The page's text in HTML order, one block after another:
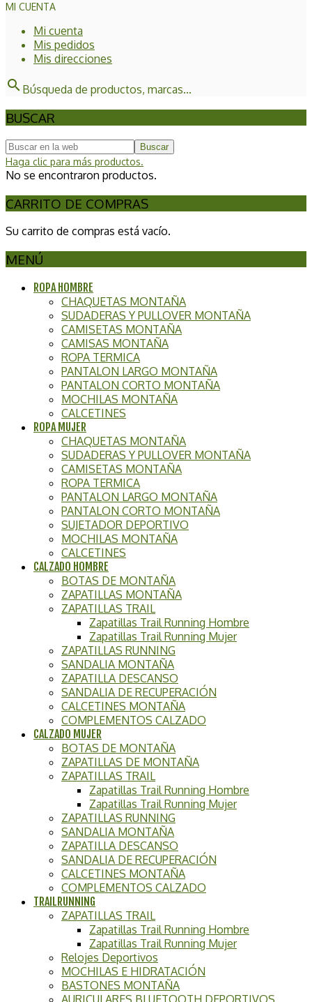
MI CUENTA
Mi cuenta
Mis pedidos
Mis direcciones
search Búsqueda de productos, marcas...
BUSCAR
Buscar
Haga clic para más productos.
No se encontraron productos.
CARRITO DE COMPRAS
Su carrito de compras está vacío.
MENÚ
ROPA HOMBRE
CHAQUETAS MONTAÑA
SUDADERAS Y PULLOVER MONTAÑA
CAMISETAS MONTAÑA
CAMISAS MONTAÑA
ROPA TERMICA
PANTALON LARGO MONTAÑA
PANTALON CORTO MONTAÑA
MOCHILAS MONTAÑA
CALCETINES
ROPA MUJER
CHAQUETAS MONTAÑA
SUDADERAS Y PULLOVER MONTAÑA
CAMISETAS MONTAÑA
ROPA TERMICA
PANTALON LARGO MONTAÑA
PANTALON CORTO MONTAÑA
SUJETADOR DEPORTIVO
MOCHILAS MONTAÑA
CALCETINES
CALZADO HOMBRE
BOTAS DE MONTAÑA
ZAPATILLAS MONTAÑA
ZAPATILLAS TRAIL
Zapatillas Trail Running Hombre
Zapatillas Trail Running Mujer
ZAPATILLAS RUNNING
SANDALIA MONTAÑA
ZAPATILLA DESCANSO
SANDALIA DE RECUPERACIÓN
CALCETINES MONTAÑA
COMPLEMENTOS CALZADO
CALZADO MUJER
BOTAS DE MONTAÑA
ZAPATILLAS DE MONTAÑA
ZAPATILLAS TRAIL
Zapatillas Trail Running Hombre
Zapatillas Trail Running Mujer
ZAPATILLAS RUNNING
SANDALIA MONTAÑA
ZAPATILLA DESCANSO
SANDALIA DE RECUPERACIÓN
CALCETINES MONTAÑA
COMPLEMENTOS CALZADO
TRAILRUNNING
ZAPATILLAS TRAIL
Zapatillas Trail Running Hombre
Zapatillas Trail Running Mujer
Relojes Deportivos
MOCHILAS E HIDRATACIÓN
BASTONES MONTAÑA
AURICULARES BLUETOOTH DEPORTIVOS